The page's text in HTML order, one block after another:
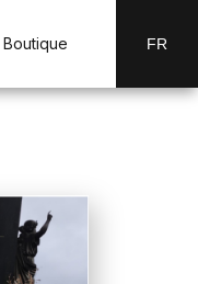
Boutique FR